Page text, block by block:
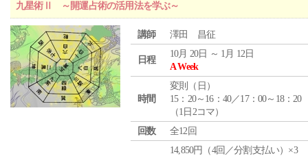
九星術Ⅱ ～開運占術の活用法を学ぶ～
講師 澤田 昌征
日程
10月 20日 ～ 1月 12日
A Week
時間
変則（日）
15：20～16：40／17：00～18：20
（1日2コマ）
回数
全12回
14,850円（4回／分割支払い）×3